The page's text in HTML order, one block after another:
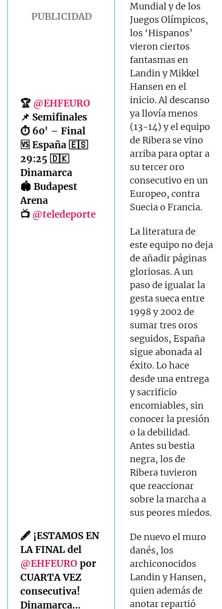
🏆 @EHFEURO
📌 Semifinales
⏱️ 60' – Final
🆚 España 🇪🇸
29:25 🇩🇰
Dinamarca
🏟 Budapest
Arena
📺 @teledeporte
🖋 ¡ESTAMOS EN
LA FINAL del
@EHFEURO por
CUARTA VEZ
consecutiva!
Dinamarca…
Mundial y de los
Juegos Olímpicos,
los ‘Hispanos’
vieron ciertos
fantasmas en
Landin y Mikkel
Hansen en el
inicio. Al descanso
ya llovía menos
(13-14) y el equipo
de Ribera se vino
arriba para optar a
su tercer oro
consecutivo en un
Europeo, contra
Suecia o Francia.
La literatura de
este equipo no deja
de añadir páginas
gloriosas. A un
paso de igualar la
gesta sueca entre
1998 y 2002 de
sumar tres oros
seguidos, España
sigue abonada al
éxito. Lo hace
desde una entrega
y sacrificio
encomiables, sin
conocer la presión
o la debilidad.
Antes su bestia
negra, los de
Ribera tuvieron
que reaccionar
sobre la marcha a
sus peores miedos.
De nuevo el muro
danés, los
archiconocidos
Landin y Hansen,
quien además de
anotar repartió